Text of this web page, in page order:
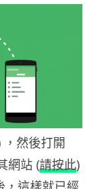
，然後打開
網站 (請按此)